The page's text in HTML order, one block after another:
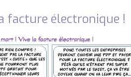
facture électronique !